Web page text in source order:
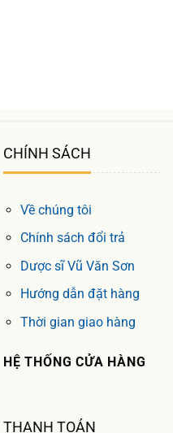
CHÍNH SÁCH
Về chúng tôi
Chính sách đổi trả
Dược sĩ Vũ Văn Sơn
Hướng dẫn đặt hàng
Thời gian giao hàng
HỆ THỐNG CỬA HÀNG
THANH TOÁN